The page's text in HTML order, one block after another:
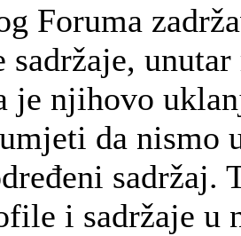
Foruma
sadržaje,
je njihovo
da
sadržaj.
i sadržaje u